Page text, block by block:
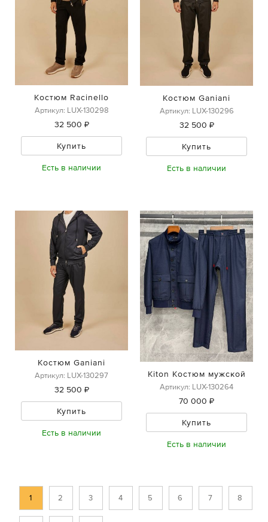
Костюм Racinello
Артикул: LUX-130298
32 500 ₽
Купить
Есть в наличии
Костюм Ganiani
Артикул: LUX-130296
32 500 ₽
Купить
Есть в наличии
Костюм Ganiani
Артикул: LUX-130297
32 500 ₽
Купить
Есть в наличии
Kiton Костюм мужской
Артикул: LUX-130264
70 000 ₽
Купить
Есть в наличии
1 2 3 4 5 6 7 8